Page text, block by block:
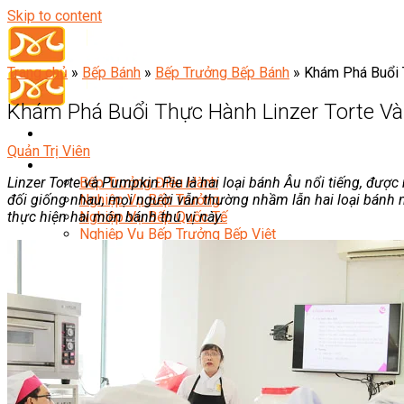
Skip to content
Bếp Trưởng Điều Hành
Nghiệp Vụ Bếp Trưởng
Nghiệp Vụ Bếp Quốc Tế
Nghiệp Vụ Bếp Trưởng Bếp Việt
Nghiệp Vụ Bếp Trưởng Bếp Hoa
Nghiệp Vụ Bếp Hàn
Nghiệp Vụ Bếp Chay
Nghiệp Vụ Quản Lý Bếp
Nghiệp Vụ Cấp Dưỡng
Trang chủ » Bếp Bánh » Bếp Trưởng Bếp Bánh » Khám Phá
Khám Phá Buổi Thực Hành Linzer Torte
Quản Trị Viên
Linzer Torte và Pumpkin Pie là hai loại bánh Âu nổi tiếng,
đối giống nhau, mọi người vẫn thường nhầm lẫn hai loại bánh
thực hiện hai món bánh thú vị này.